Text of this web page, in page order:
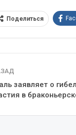
Поделиться
заявляет о
в